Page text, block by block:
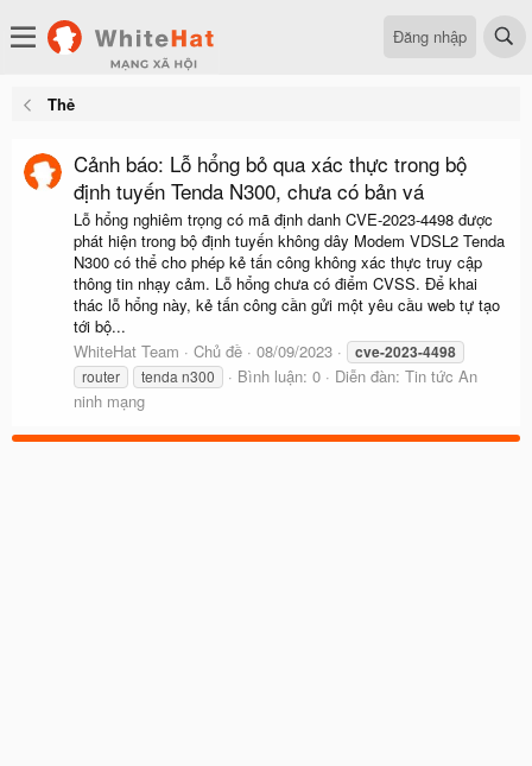
Đăng nhập
Thẻ
Cảnh báo: Lỗ hổng bỏ qua xác thực trong bộ
định tuyến Tenda N300, chưa có bản vá
Lỗ hổng nghiêm trọng có mã định danh CVE-2023-4498 được
phát hiện trong bộ định tuyến không dây Modem VDSL2 Tenda
N300 có thể cho phép kẻ tấn công không xác thực truy cập
thông tin nhạy cảm. Lỗ hổng chưa có điểm CVSS. Để khai
thác lỗ hổng này, kẻ tấn công cần gửi một yêu cầu web tự tạo
tới bộ...
WhiteHat Team
Chủ đề 08/09/2023 cve-2023-4498
router tenda n300 Bình luận: 0 Diễn đàn: Tin tức An
ninh mạng